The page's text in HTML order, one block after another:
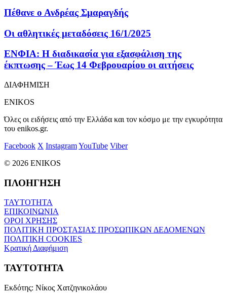
Πέθανε ο Ανδρέας Σμαραγδής
Οι αθλητικές μεταδόσεις 16/1/2025
ΕΝΦΙΑ: Η διαδικασία για εξασφάλιση της
έκπτωσης – Έως 14 Φεβρουαρίου οι αιτήσεις
ΔΙΑΦΗΜΙΣΗ
ENIKOS
Όλες οι ειδήσεις από την Ελλάδα και τον κόσμο με την εγκυρότητα
του enikos.gr.
Facebook X InstagramYouTube Viber
© 2026 ENIKOS
ΠΛΟΗΓΗΣΗ
ΤΑΥΤΟΤΗΤΑ
ΕΠΙΚΟΙΝΩΝΙΑ
ΟΡΟΙ ΧΡΗΣΗΣ
ΠΟΛΙΤΙΚΗ ΠΡΟΣΤΑΣΙΑΣ ΠΡΟΣΩΠΙΚΩΝ ΔΕΔΟΜΕΝΩΝ
ΠΟΛΙΤΙΚΗ COOKIES
Κρατική Διαφήμιση
ΤΑΥΤΟΤΗΤΑ
Εκδότης: Νίκος Χατζηνικολάου